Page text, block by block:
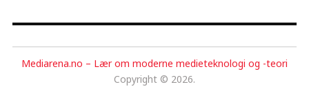
Mediarena.no – Lær om moderne medieteknologi og -teori
Copyright © 2026.